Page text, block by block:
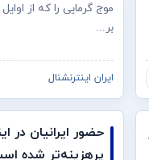
موج گرمایی را که از
بر...
ایران اینترنشنال
حضور ایرانیان در
پرهزینه‌تر شده